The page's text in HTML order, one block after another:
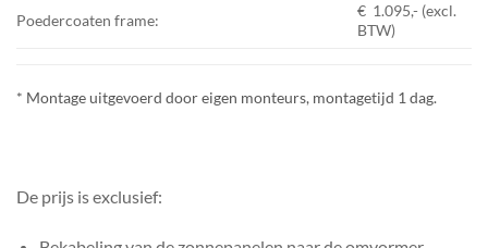
Poedercoaten frame:
€ 1.095,- (excl.
BTW)
* Montage uitgevoerd door eigen monteurs, montagetijd 1 dag.
De prijs is exclusief: